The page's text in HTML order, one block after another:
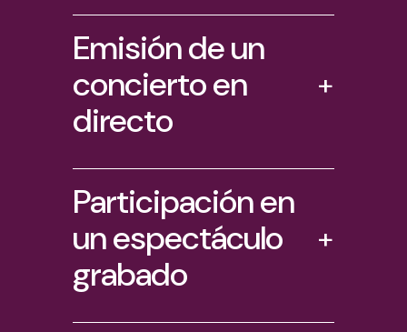
Emisión de un
concierto en
directo
+
Participación en
un espectáculo
grabado
+